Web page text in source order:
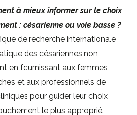
à mieux informer sur le choix
: césarienne ou voie basse ?
de recherche internationale
des césariennes non
en fournissant aux femmes
et aux professionnels de
pour guider leur choix
le plus approprié.